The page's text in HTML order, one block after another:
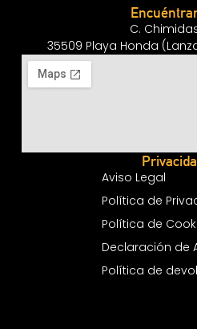
C.
35509 Playa Honda
Aviso Legal
Política de
Política de
Declaración de
Política de